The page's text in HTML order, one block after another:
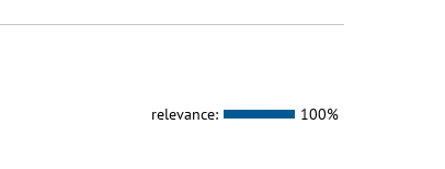
relevance: 100%